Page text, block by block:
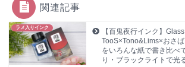
関連記事
ラメ入りインク
【百鬼夜行インク】
TooS×Tono&Lims×おさば
をいろんな紙で書き比べ
り・ブラックライトで光る